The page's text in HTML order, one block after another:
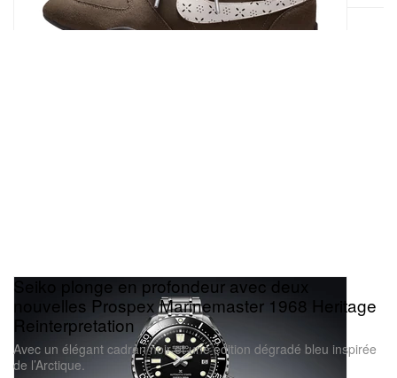
Seiko plonge en profondeur avec deux
nouvelles Prospex Marinemaster 1968 Heritage
Reinterpretation
Avec un élégant cadran noir et une édition dégradé bleu inspirée
de l’Arctique.